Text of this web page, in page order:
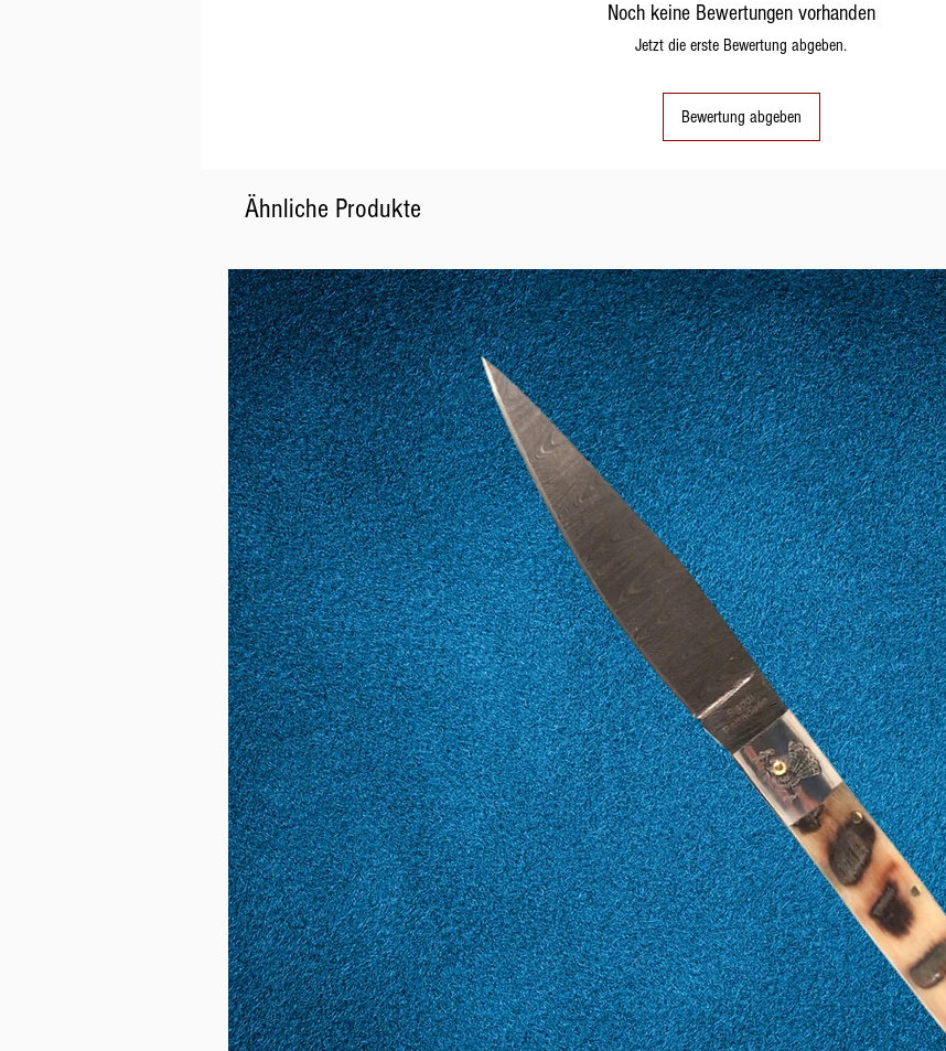
Noch keine Bewertungen vorhanden
Jetzt die erste Bewertung abgeben.
Bewertung abgeben
Ähnliche Produkte